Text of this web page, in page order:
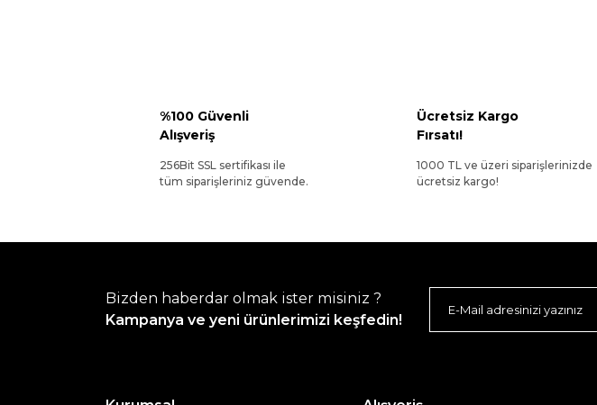
%100 Güvenli
Alışveriş
256Bit SSL sertifikası ile
tüm siparişleriniz güvende.
Ücretsiz Kargo
Fırsatı!
1000 TL ve üzeri siparişlerinizde
ücretsiz kargo!
Bizden haberdar olmak ister misiniz ?
Kampanya ve yeni ürünlerimizi keşfedin!